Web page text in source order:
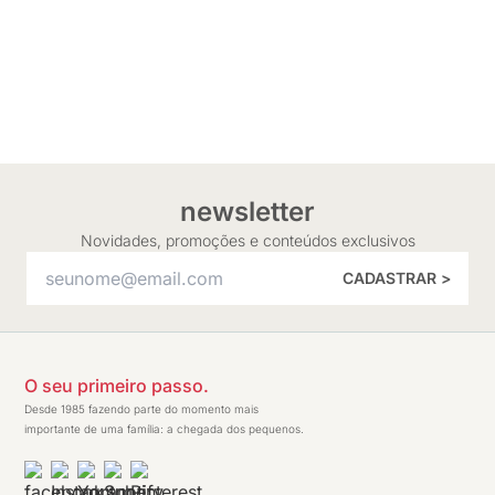
newsletter
Novidades, promoções e conteúdos exclusivos
CADASTRAR >
O seu primeiro passo.
Desde 1985 fazendo parte do momento mais
importante de uma família: a chegada dos pequenos.